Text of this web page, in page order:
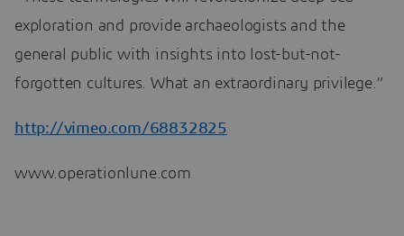
exploration and provide archaeologists and the
general public with insights into lost-but-not-
forgotten cultures. What an extraordinary privilege.”
http://vimeo.com/68832825
www.operationlune.com